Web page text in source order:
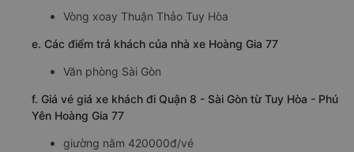
Vòng xoay Thuận Thảo Tuy Hòa
e. Các điểm trả khách của nhà xe Hoàng Gia 77
Văn phòng Sài Gòn
f. Giá vé giá xe khách đi Quận 8 - Sài Gòn từ Tuy Hòa - Phú
Yên Hoàng Gia 77
giường nằm 420000đ/vé